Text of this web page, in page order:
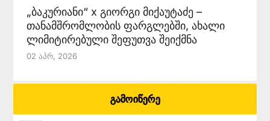
„ბაკურიანი“ x გიორგი მიქაუტაძე –
თანამშრომლობის ფარგლებში, ახალი
ლიმიტირებული შეფუთვა შეიქმნა
02 Აპრ, 2026
გამოიწერე